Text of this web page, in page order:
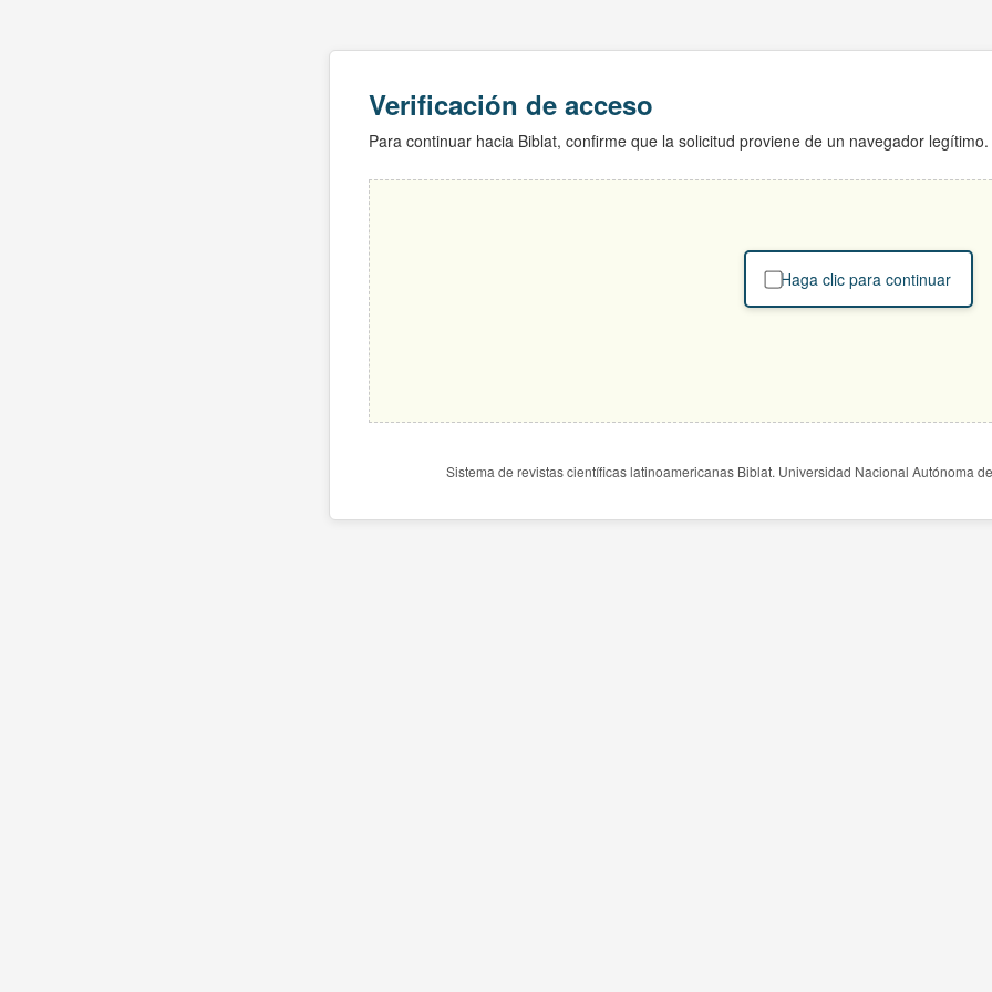
Verificación de acceso
Para continuar hacia Biblat, confirme que la solicitud proviene de un navegador legítimo.
Haga clic para continuar
Sistema de revistas científicas latinoamericanas Biblat. Universidad Nacional Autónoma